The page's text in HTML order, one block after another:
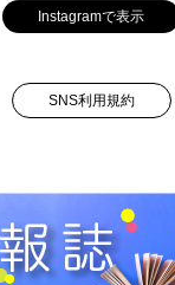
Instagramで表示
SNS利用規約